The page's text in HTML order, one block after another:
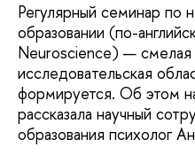
Регулярный семинар по
образовании (по-
Neuroscience) — смелая
исследовательская
формируется. Об этом
рассказала научный
образования психолог